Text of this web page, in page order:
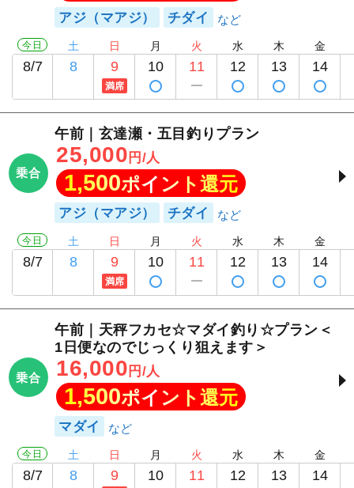
アジ（マアジ） チダイ
今日
8/7
土
8
日
9
満席
月
10
火
11
水
12
木
13
金
14
乗合
午前｜玄達瀬・五目釣りプラン
25,000 円/人
1,500ポイント還元
アジ（マアジ） チダイ
今日
8/7
土
8
日
9
満席
月
10
火
11
水
12
木
13
金
14
乗合
午前｜天秤フカセ☆マダイ釣り☆プラン＜
1日便なのでじっくり狙えます＞
16,000 円/人
1,500ポイント還元
マダイ
今日
8/7
土
8
日
9
月
10
火
11
水
12
木
13
金
14